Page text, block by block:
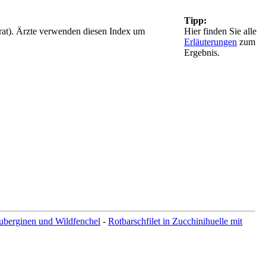
Tipp:
Hier finden Sie alle
Erläuterungen zum
Ergebnis.
Ärzte verwenden diesen Index um
und Wildfenchel - Rotbarschfilet in Zucchinihuelle mit